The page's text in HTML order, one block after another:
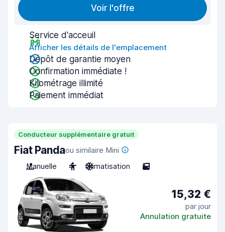
Voir l'offre
Service d'acceuil
Afficher les détails de l'emplacement
Dépôt de garantie moyen
Confirmation immédiate !
Kilométrage illimité
Paiement immédiat
Conducteur supplémentaire gratuit
Fiat Pandaou similaire Mini
Manuelle
4 Climatisation 5
15,32 €
par jour
Annulation gratuite